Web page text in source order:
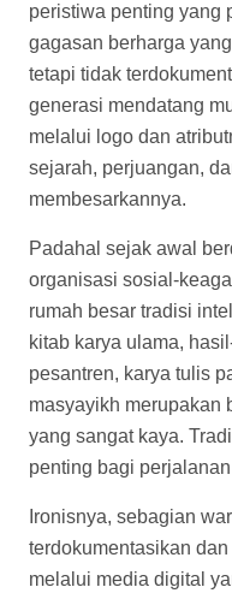
peristiwa penting yang
gagasan berharga
tetapi tidak
generasi mendatang
melalui logo dan
sejarah, perjuangan,
membesarkannya.
Padahal sejak awal
organisasi sosial-
rumah besar tradisi
kitab karya ulama,
pesantren, karya tulis
masyayikh merupakan
yang sangat kaya.
penting bagi
Ironisnya, sebagian
terdokumentasikan
melalui media digital